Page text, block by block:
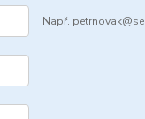
Např.